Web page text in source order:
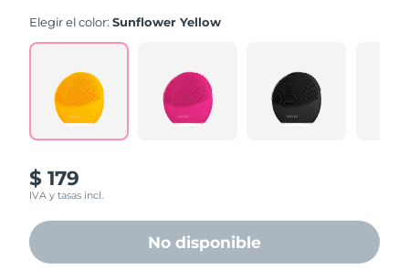
value.
Read
545
Same
page
link.
Elegir el color:Sunflower Yellow
$ 179
IVA y tasas incl.
No disponible